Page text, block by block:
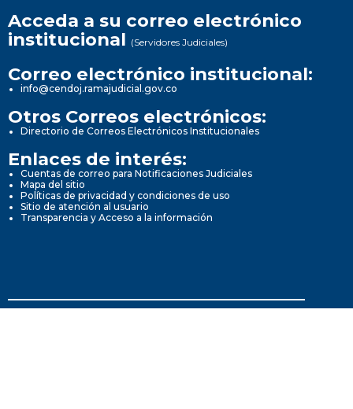
Acceda a su correo electrónico
institucional (Servidores Judiciales)
Correo electrónico institucional:
info@cendoj.ramajudicial.gov.co
Otros Correos electrónicos:
Directorio de Correos Electrónicos Institucionales
Enlaces de interés:
Cuentas de correo para Notificaciones Judiciales
Mapa del sitio
Políticas de privacidad y condiciones de uso
Sitio de atención al usuario
Transparencia y Acceso a la información